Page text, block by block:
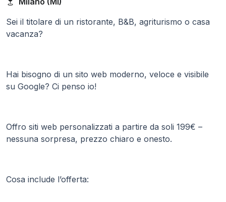
Sei il titolare di un ristorante, B&B, agriturismo o casa
vacanza?
Hai bisogno di un sito web moderno, veloce e visibile
su Google? Ci penso io!
Offro siti web personalizzati a partire da soli 199€ –
nessuna sorpresa, prezzo chiaro e onesto.
Cosa include l’offerta: